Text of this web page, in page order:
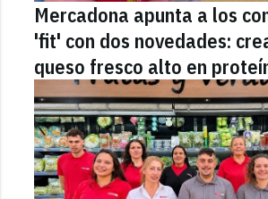
Mercadona apunta a los
'fit' con dos novedades:
queso fresco alto en